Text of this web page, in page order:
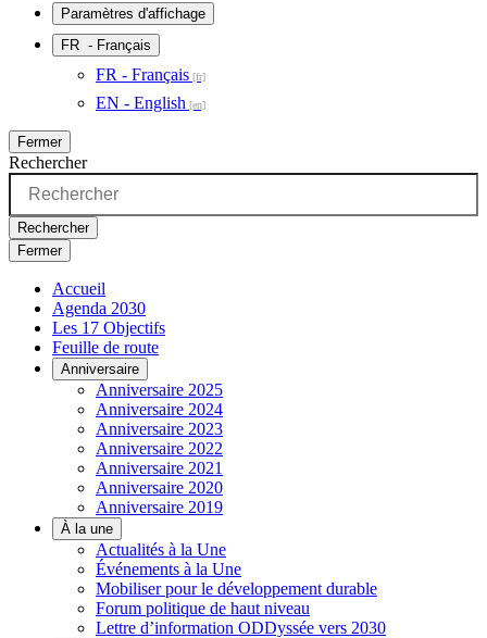
Paramètres d'affichage
FR - Français
FR - Français
EN - English
Fermer
Rechercher
Rechercher
Fermer
Accueil
Agenda 2030
Les 17 Objectifs
Feuille de route
Anniversaire
Anniversaire 2025
Anniversaire 2024
Anniversaire 2023
Anniversaire 2022
Anniversaire 2021
Anniversaire 2020
Anniversaire 2019
À la une
Actualités à la Une
Événements à la Une
Mobiliser pour le développement durable
Forum politique de haut niveau
Lettre d’information ODDyssée vers 2030